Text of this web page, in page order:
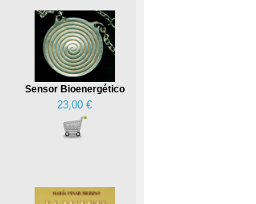
Sensor Bioenergético
23,00 €